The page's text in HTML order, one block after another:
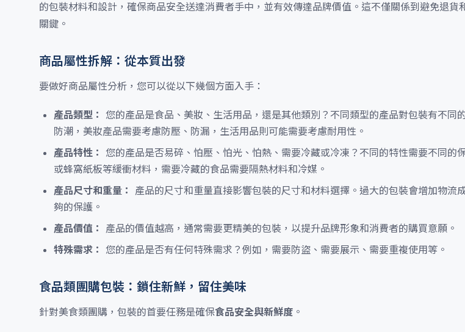
的包裝材料和設計，確保商品安全送達消費者手中，並有效傳達品牌價值。這不僅關係到避免退貨
關鍵。
商品屬性拆解：從本質出發
要做好商品屬性分析，您可以從以下幾個方面入手：
產品類型： 您的產品是食品、美妝、生活用品，還是其他類別？不同類型的產品對包裝有不同
防潮，美妝產品需要考慮防壓、防漏，生活用品則可能需要考慮耐用性。
產品特性： 您的產品是否易碎、怕壓、怕光、怕熱、需要冷藏或冷凍？不同的特性需要不同的
或蜂窩紙板等緩衝材料，需要冷藏的食品需要隔熱材料和冷媒。
產品尺寸和重量：
產品的尺寸和重量直接影響包裝的尺寸和材料選擇。過大的包裝會增加物流
夠的保護。
產品價值：
產品的價值越高，通常需要更精美的包裝，以提升品牌形象和消費者的購買意願。
特殊需求： 您的產品是否有任何特殊需求？例如，需要防盜、需要展示、需要重複使用等。
食品類團購包裝：鎖住新鮮，留住美味
針對美食類團購，包裝的首要任務是確保食品安全與新鮮度 。